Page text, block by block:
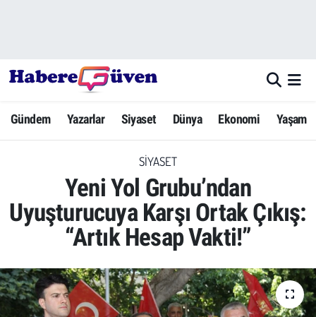
Gündem Yazarlar Siyaset Dünya Ekonomi Yaşam
SIYASET
Yeni Yol Grubu’ndan
Uyuşturucuya Karşı Ortak Çıkış:
“Artık Hesap Vakti!”
Yazarlar
Dünya
Ekonomi
Yaşam
Yerel Haberler
Eğitim
Hava Durumu
Trafik Durumu
Süper Lig Puan Durumu ve Fikstür
Tüm Manşetler
Son Dakika Haberleri
Haber Arşivi